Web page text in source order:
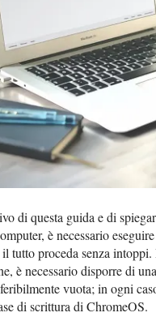
di questa guida e di
è necessario
tutto proceda senza
è necessario disporre di una
vuota; in ogni
di scrittura di ChromeOS.